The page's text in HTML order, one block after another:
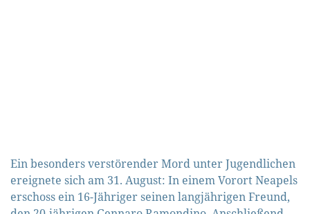
Ein besonders verstörender Mord unter Jugendlichen
ereignete sich am 31. August: In einem Vorort Neapels
erschoss ein 16-Jähriger seinen langjährigen Freund,